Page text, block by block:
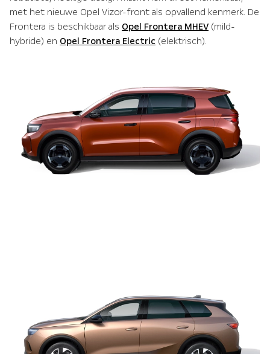
met het nieuwe Opel Vizor-front als opvallend kenmerk. De
Frontera is beschikbaar als Opel Frontera MHEV (mild-
hybride) en Opel Frontera Electric (elektrisch).